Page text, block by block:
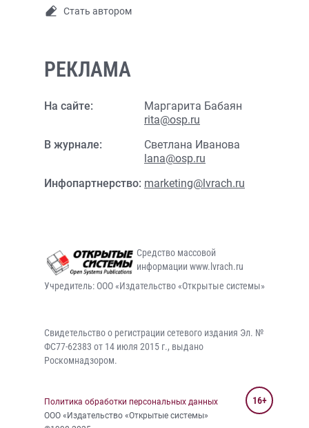
Стать автором
РЕКЛАМА
На сайте:
Маргарита Бабаян
rita@osp.ru
В журнале:
Светлана Иванова
lana@osp.ru
Инфопартнерство: marketing@lvrach.ru
Средство массовой
информации www.lvrach.ru
Учредитель: ООО «Издательство «Открытые системы»
Свидетельство о регистрации сетевого издания Эл. №
ФС77-62383 от 14 июля 2015 г., выдано
Роскомнадзором.
Политика обработки персональных данных
ООО «Издательство «Открытые системы»
16+